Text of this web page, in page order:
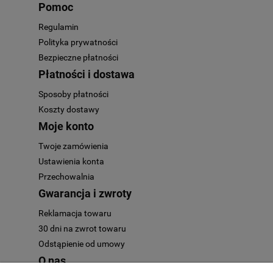
Pomoc
Regulamin
Polityka prywatności
Bezpieczne płatności
Płatności i dostawa
Sposoby płatności
Koszty dostawy
Moje konto
Twoje zamówienia
Ustawienia konta
Przechowalnia
Gwarancja i zwroty
Reklamacja towaru
30 dni na zwrot towaru
Odstąpienie od umowy
O nas